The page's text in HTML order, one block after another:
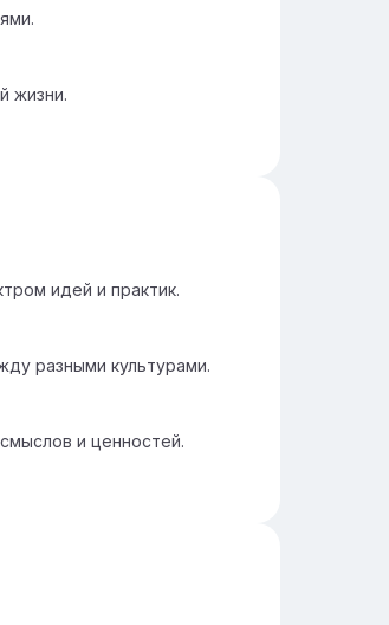
жизни.
идей и практик.
разными культурами.
и ценностей.